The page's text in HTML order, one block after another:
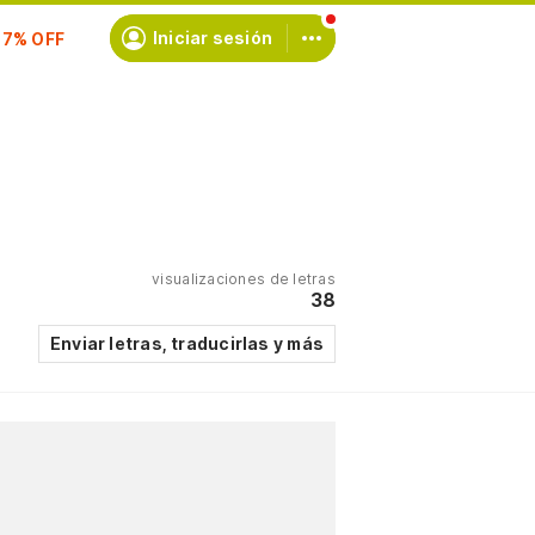
Iniciar sesión
visualizaciones de letras
38
Enviar letras, traducirlas y más